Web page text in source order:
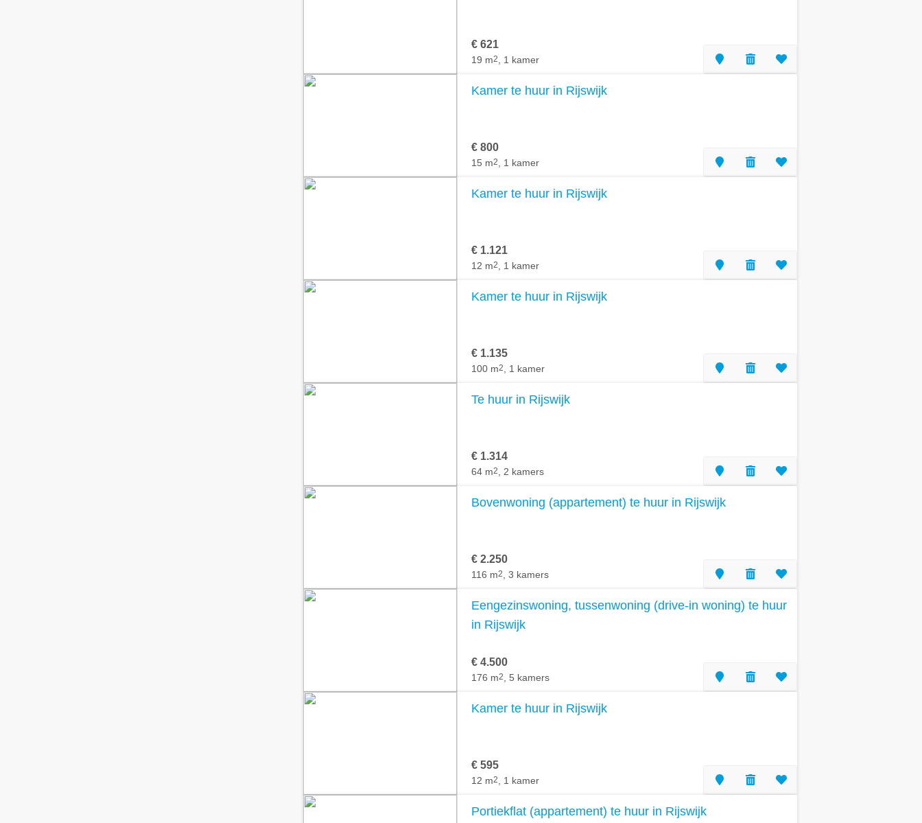
€ 621
19 m2 , 1 kamer
Kamer te huur in Rijswijk
€ 800
15 m2 , 1 kamer
Kamer te huur in Rijswijk
€ 1.121
12 m2 , 1 kamer
Kamer te huur in Rijswijk
€ 1.135
100 m2 , 1 kamer
Te huur in Rijswijk
€ 1.314
64 m2 , 2 kamers
Bovenwoning (appartement) te huur in Rijswijk
€ 2.250
116 m2 , 3 kamers
Eengezinswoning, tussenwoning (drive-in woning) te huur
in Rijswijk
€ 4.500
176 m2 , 5 kamers
Kamer te huur in Rijswijk
€ 595
12 m2 , 1 kamer
Portiekflat (appartement) te huur in Rijswijk